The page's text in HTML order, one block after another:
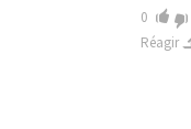
0
Réagir